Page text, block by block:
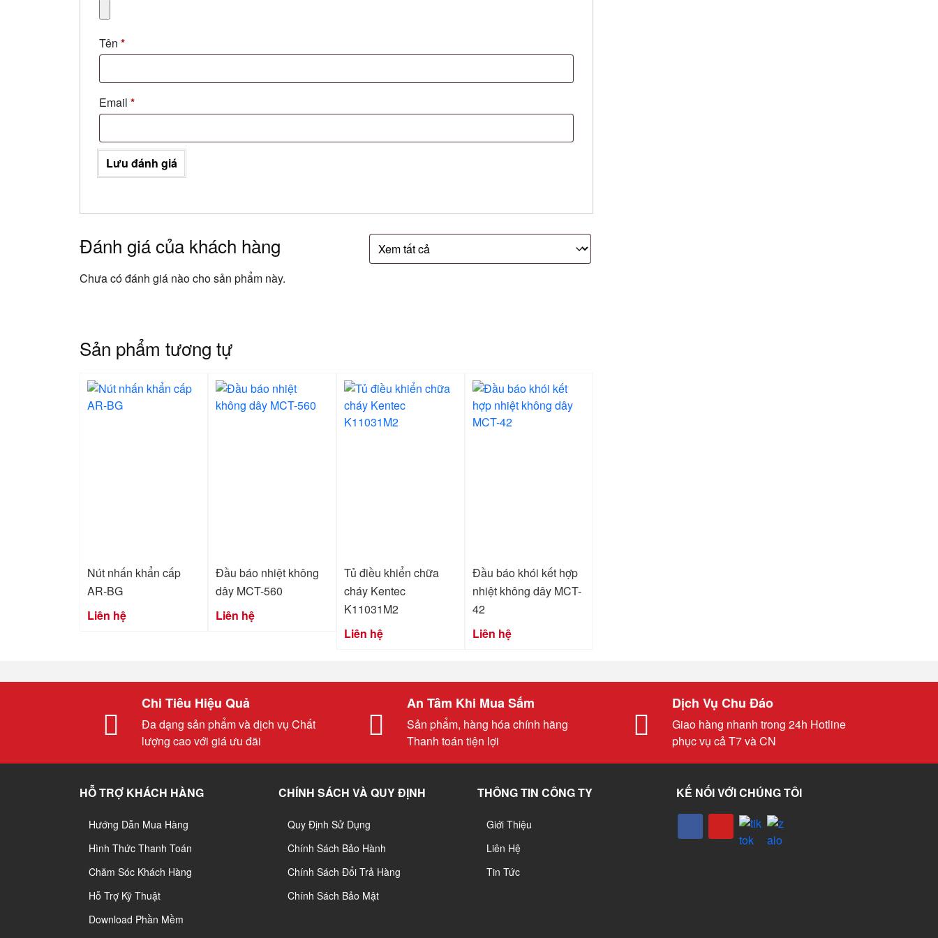
Tên *
Email *
Lưu đánh giá
Đánh giá của khách hàng
Chưa có đánh giá nào cho sản phẩm này.
Sản phẩm tương tự
Nút nhấn khẩn cấp
AR-BG
Liên hệ
Đầu báo nhiệt không
dây MCT-560
Liên hệ
Tủ điều khiển chữa
cháy Kentec
K11031M2
Liên hệ
Đầu báo khói kết hợp
nhiệt không dây MCT-
42
Liên hệ
Chi Tiêu Hiệu Quả
Đa dạng sản phẩm và dịch vụ Chất
lượng cao với giá ưu đãi
An Tâm Khi Mua Sắm
Sản phẩm, hàng hóa chính hãng
Thanh toán tiện lợi
Dịch Vụ Chu Đáo
Giao hàng nhanh trong 24h Hotline
phục vụ cả T7 và CN
HỖ TRỢ KHÁCH HÀNG
Hướng Dẫn Mua Hàng
Hình Thức Thanh Toán
Chăm Sóc Khách Hàng
Hỗ Trợ Kỹ Thuật
Download Phần Mềm
CHÍNH SÁCH VÀ QUY ĐỊNH
Quy Định Sử Dụng
Chính Sách Bảo Hành
Chính Sách Đổi Trả Hàng
Chính Sách Bảo Mật
THÔNG TIN CÔNG TY
Giới Thiệu
Liên Hệ
Tin Tức
KẾ NỐI VỚI CHÚNG TÔI